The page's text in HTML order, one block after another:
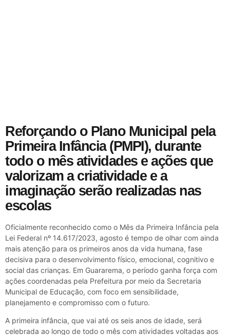
Reforçando o Plano Municipal pela
Primeira Infância (PMPI), durante
todo o mês atividades e ações que
valorizam a criatividade e a
imaginação serão realizadas nas
escolas
Oficialmente reconhecido como o Mês da Primeira Infância pela
Lei Federal nº 14.617/2023, agosto é tempo de olhar com ainda
mais atenção para os primeiros anos da vida humana, fase
decisiva para o desenvolvimento físico, emocional, cognitivo e
social das crianças. Em Guararema, o período ganha força com
ações coordenadas pela Prefeitura por meio da Secretaria
Municipal de Educação, com foco em sensibilidade,
planejamento e compromisso com o futuro.
A primeira infância, que vai até os seis anos de idade, será
celebrada ao longo de todo o mês com atividades voltadas aos